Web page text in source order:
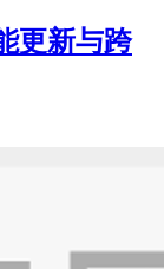
更新与跨